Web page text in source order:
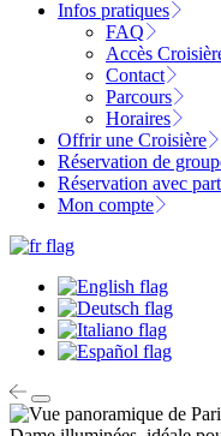
Infos pratiques
FAQ
Accès
Contact
Parcours
Horaires
Offrir une Croisière
Réservation de
Réservation avec
Mon compte